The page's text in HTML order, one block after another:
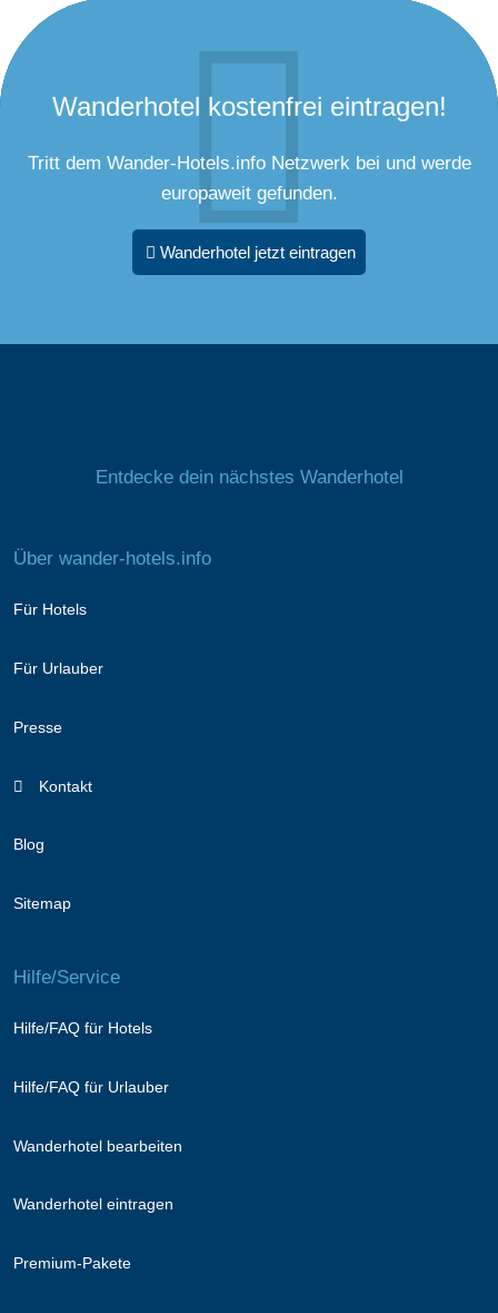
Wanderhotel kostenfrei eintragen!
Tritt dem Wander-Hotels.info Netzwerk bei und werde
europaweit gefunden.
Wanderhotel jetzt eintragen
Entdecke dein nächstes Wanderhotel
Über wander-hotels.info
Für Hotels
Für Urlauber
Presse
Kontakt
Blog
Sitemap
Hilfe/Service
Hilfe/FAQ für Hotels
Hilfe/FAQ für Urlauber
Wanderhotel bearbeiten
Wanderhotel eintragen
Premium-Pakete